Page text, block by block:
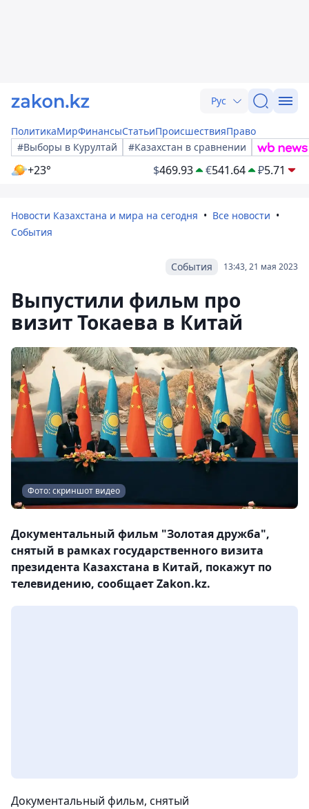
Рус
ПолитикаМирФинансыСтатьиПроисшествияПраво
#Выборы в Курултай
#Казахстан в сравнении
+23° $469.93 €541.64 ₽5.71
Новости Казахстана и мира на сегодня
Все новости
События
13:43, 21 мая 2023
События
Выпустили фильм про
визит Токаева в Китай
Фото: скриншот видео
Документальный фильм "Золотая дружба",
снятый в рамках государственного визита
президента Казахстана в Китай, покажут по
телевидению, сообщает Zakon.kz.
Документальный фильм, снятый